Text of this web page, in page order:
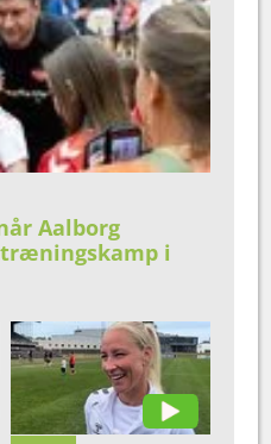
Aalborg
i